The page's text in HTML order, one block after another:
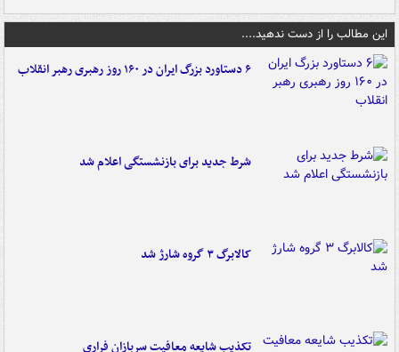
این مطالب را از دست ندهید....
۶ دستاورد بزرگ ایران در ۱۶۰ روز رهبری رهبر انقلاب
شرط جدید برای بازنشستگی اعلام شد
کالابرگ ۳ گروه شارژ شد
تکذیب شایعه معافیت سربازان فراری